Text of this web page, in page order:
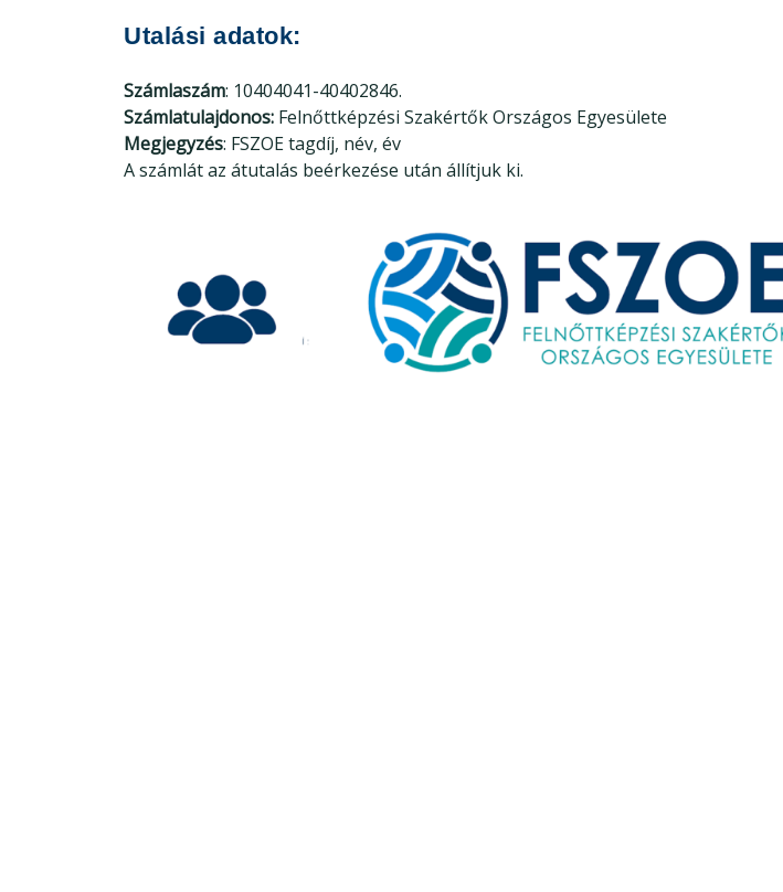
Utalási adatok:
Számlaszám: 10404041-40402846.
Számlatulajdonos: Felnőttképzési Szakértők Országos Egyesülete
Megjegyzés: FSZOE tagdíj, név, év
A számlát az átutalás beérkezése után állítjuk ki.